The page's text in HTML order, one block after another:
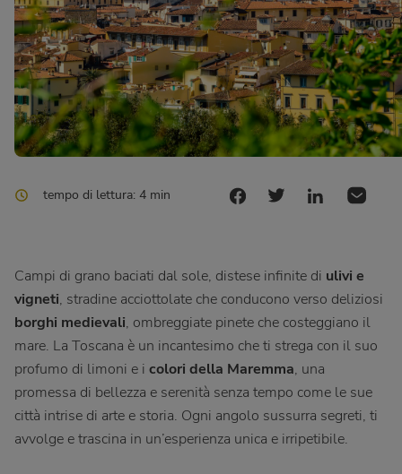
tempo di lettura: 4 min
Campi di grano baciati dal sole, distese infinite di ulivi e
vigneti, stradine acciottolate che conducono verso deliziosi
borghi medievali, ombreggiate pinete che costeggiano il
mare. La Toscana è un incantesimo che ti strega con il suo
profumo di limoni e i colori della Maremma, una
promessa di bellezza e serenità senza tempo come le sue
città intrise di arte e storia. Ogni angolo sussurra segreti, ti
avvolge e trascina in un’esperienza unica e irripetibile.